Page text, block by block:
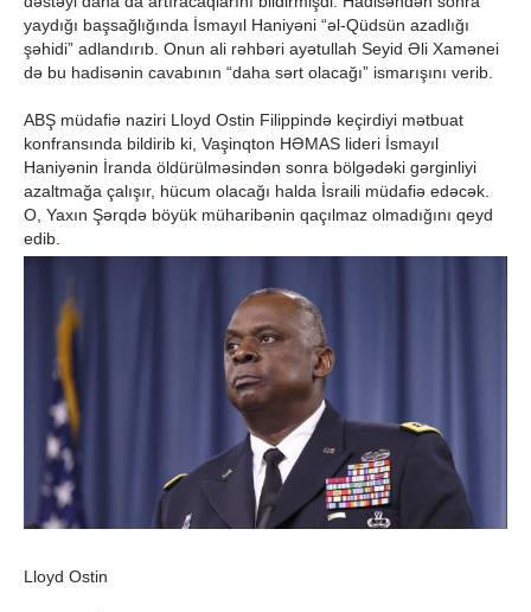
yaydığı başsağlığında İsmayıl Haniyəni “əl-Qüdsün azadlığı
şəhidi” adlandırıb. Onun ali rəhbəri ayətullah Seyid Əli Xamənei
də bu hadisənin cavabının “daha sərt olacağı” ismarışını verib.
ABŞ müdafiə naziri Lloyd Ostin Filippində keçirdiyi mətbuat
konfransında bildirib ki, Vaşinqton HƏMAS lideri İsmayıl
Haniyənin İranda öldürülməsindən sonra bölgədəki gərginliyi
azaltmağa çalışır, hücum olacağı halda İsraili müdafiə edəcək.
O, Yaxın Şərqdə böyük müharibənin qaçılmaz olmadığını qeyd
edib.
Lloyd Ostin